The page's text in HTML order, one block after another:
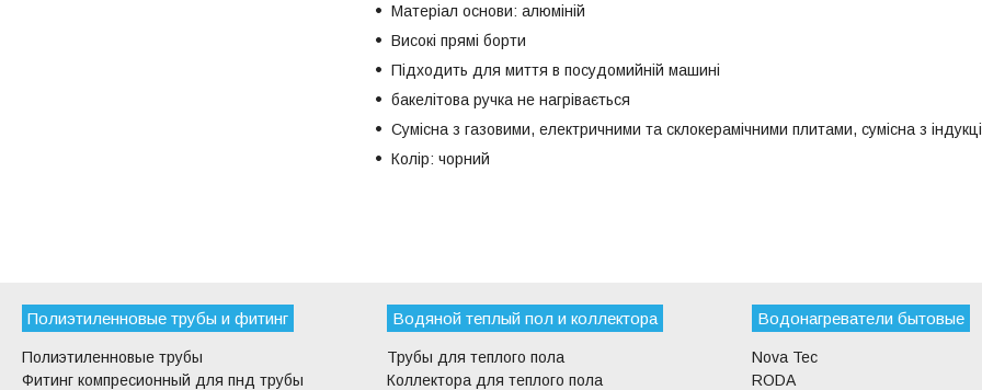
Матеріал основи: алюміній
Високі прямі борти
Підходить для миття в посудомийній машині
бакелітова ручка не нагрівається
Сумісна з газовими, електричними та склокерамічними плитами, сумісна з
Колір: чорний
Полиэтиленновые трубы и фитинг
Полиэтиленновые трубы
Фитинг компресионный для пнд трубы
Водяной теплый пол и коллектора
Трубы для теплого пола
Коллектора для теплого пола
Водонагреватели бытовые
Nova Tec
RODA